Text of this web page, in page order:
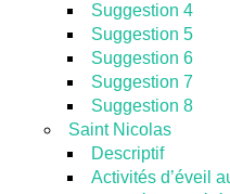
Suggestion 4
Suggestion 5
Suggestion 6
Suggestion 7
Suggestion 8
Saint Nicolas
Descriptif
Activités d’éveil